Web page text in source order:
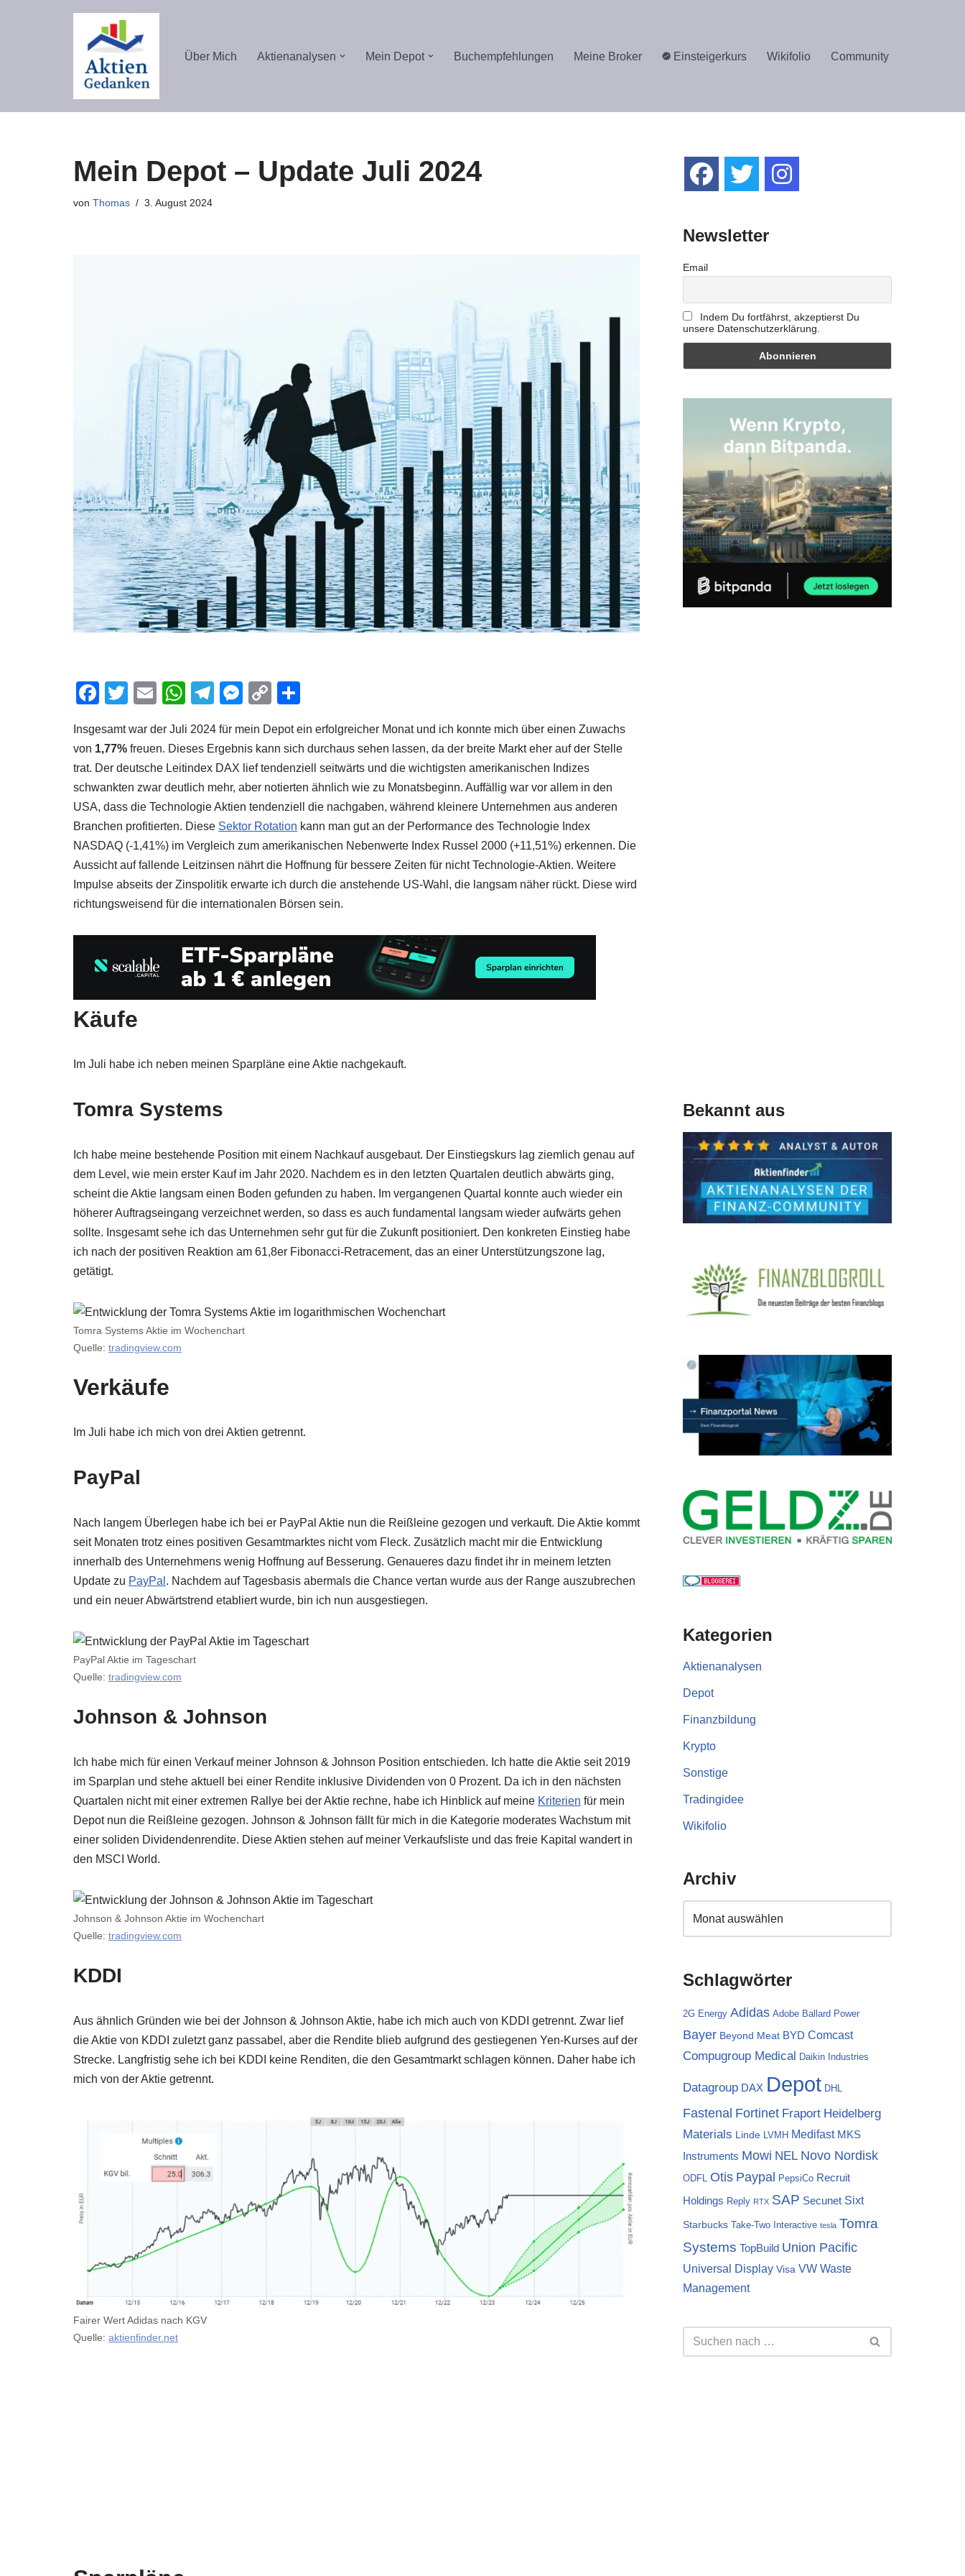
Über Mich Aktienanalysen Mein Depot Buchempfehlungen Meine Broker Einsteigerkurs Wikifolio Community
Mein Depot – Update Juli 2024
von Thomas 3. August 2024
F
c
e
b
o
o
k
T
tt
er
E
ail
W
at
s
A
p
p
T
e
gr
a
m
M
ss
e
n
g
er
C
p
y
Li
n
k
e
n
Insgesamt war der Juli 2024 für mein Depot ein erfolgreicher Monat und ich konnte mich über einen Zuwachs
von 1,77% freuen. Dieses Ergebnis kann sich durchaus sehen lassen, da der breite Markt eher auf der Stelle
trat. Der deutsche Leitindex DAX lief tendenziell seitwärts und die wichtigsten amerikanischen Indizes
schwankten zwar deutlich mehr, aber notierten ähnlich wie zu Monatsbeginn. Auffällig war vor allem in den
USA, dass die Technologie Aktien tendenziell die nachgaben, während kleinere Unternehmen aus anderen
Branchen profitierten. Diese Sektor Rotation kann man gut an der Performance des Technologie Index
NASDAQ (-1,41%) im Vergleich zum amerikanischen Nebenwerte Index Russel 2000 (+11,51%) erkennen. Die
Aussicht auf fallende Leitzinsen nährt die Hoffnung für bessere Zeiten für nicht Technologie-Aktien. Weitere
Impulse abseits der Zinspolitik erwarte ich durch die anstehende US-Wahl, die langsam näher rückt. Diese wird
richtungsweisend für die internationalen Börsen sein.
Käufe
Im Juli habe ich neben meinen Sparpläne eine Aktie nachgekauft.
Tomra Systems
Ich habe meine bestehende Position mit einem Nachkauf ausgebaut. Der Einstiegskurs lag ziemlich genau auf
dem Level, wie mein erster Kauf im Jahr 2020. Nachdem es in den letzten Quartalen deutlich abwärts ging,
scheint die Aktie langsam einen Boden gefunden zu haben. Im vergangenen Quartal konnte auch wieder ein
höherer Auftragseingang verzeichnet werden, so dass es auch fundamental langsam wieder aufwärts gehen
sollte. Insgesamt sehe ich das Unternehmen sehr gut für die Zukunft positioniert. Den konkreten Einstieg habe
ich nach der positiven Reaktion am 61,8er Fibonacci-Retracement, das an einer Unterstützungszone lag,
getätigt.
Tomra Systems Aktie im Wochenchart
Quelle: tradingview.com
Verkäufe
Im Juli habe ich mich von drei Aktien getrennt.
PayPal
Nach langem Überlegen habe ich bei er PayPal Aktie nun die Reißleine gezogen und verkauft. Die Aktie kommt
seit Monaten trotz eines positiven Gesamtmarktes nicht vom Fleck. Zusätzlich macht mir die Entwicklung
innerhalb des Unternehmens wenig Hoffnung auf Besserung. Genaueres dazu findet ihr in meinem letzten
Update zu PayPal . Nachdem auf Tagesbasis abermals die Chance vertan wurde aus der Range auszubrechen
und ein neuer Abwärtstrend etabliert wurde, bin ich nun ausgestiegen.
PayPal Aktie im Tageschart
Quelle: tradingview.com
Johnson & Johnson
Ich habe mich für einen Verkauf meiner Johnson & Johnson Position entschieden. Ich hatte die Aktie seit 2019
im Sparplan und stehe aktuell bei einer Rendite inklusive Dividenden von 0 Prozent. Da ich in den nächsten
Quartalen nicht mit einer extremen Rallye bei der Aktie rechne, habe ich Hinblick auf meine Kriterien für mein
Depot nun die Reißleine gezogen. Johnson & Johnson fällt für mich in die Kategorie moderates Wachstum mit
einer soliden Dividendenrendite. Diese Aktien stehen auf meiner Verkaufsliste und das freie Kapital wandert in
den MSCI World.
Johnson & Johnson Aktie im Wochenchart
Quelle: tradingview.com
KDDI
Aus ähnlich Gründen wie bei der Johnson & Johnson Aktie, habe ich mich auch von KDDI getrennt. Zwar lief
die Aktie von KDDI zuletzt ganz passabel, aber die Rendite blieb aufgrund des gestiegenen Yen-Kurses auf der
Strecke. Langfristig sehe ich bei KDDI keine Renditen, die den Gesamtmarkt schlagen können. Daher habe ich
mich von der Aktie getrennt.
Fairer Wert Adidas nach KGV
Quelle: aktienfinder.net
Newsletter
Email
Indem Du fortfährst, akzeptierst Du
unsere Datenschutzerklärung.
Bekannt aus
Kategorien
Aktienanalysen
Depot
Finanzbildung
Krypto
Sonstige
Tradingidee
Wikifolio
Archiv
Schlagwörter
2G Energy Adidas Adobe Ballard Power
Bayer Beyond Meat BYD Comcast
Compugroup Medical Daikin Industries
Datagroup DAX Depot DHL
Fastenal Fortinet Fraport Heidelberg
Materials Linde LVMH Medifast MKS
Instruments Mowi NEL Novo Nordisk
ODFL Otis Paypal PepsiCo Recruit
Holdings Reply RTX SAP Secunet Sixt
Starbucks Take-Two Interactive tesla Tomra
Systems TopBuild Union Pacific
Universal Display Visa VW Waste
Management